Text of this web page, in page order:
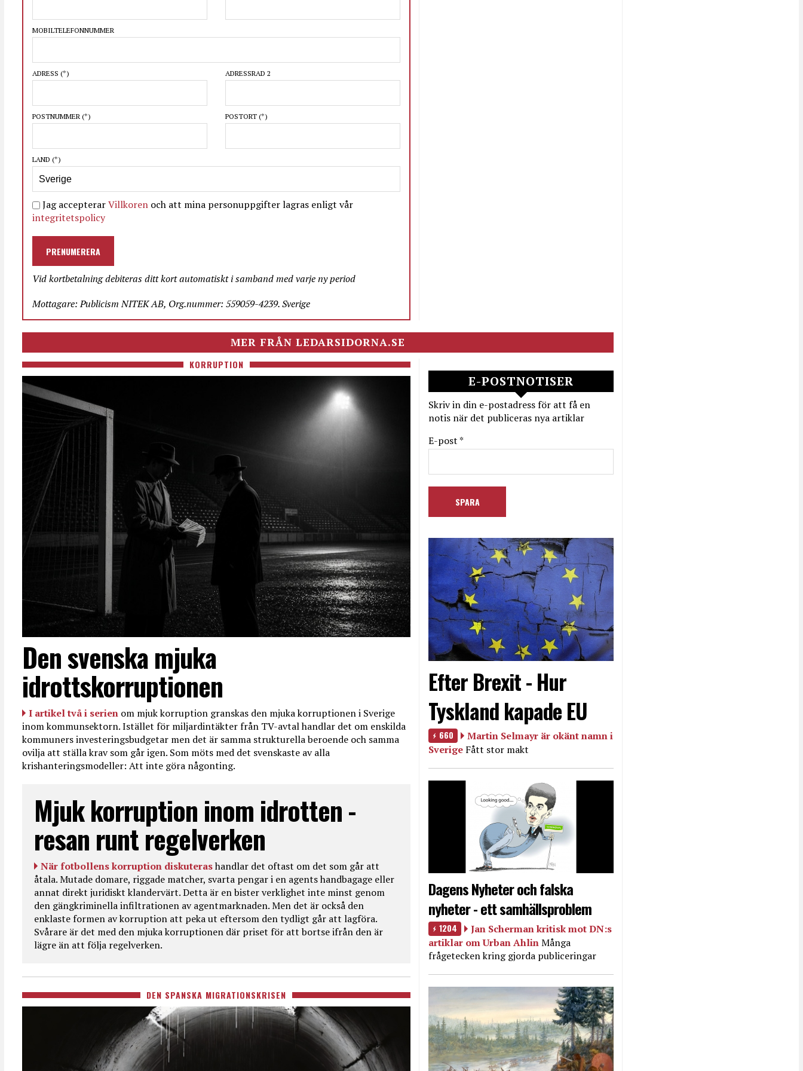
MOBILTELEFONNUMMER
ADRESS (*) ADRESSRAD 2
POSTNUMMER (*) POSTORT (*)
LAND (*)
Jag accepterarVillkoren och att mina personuppgifter lagras enligt vår
integritetspolicy
PRENUMERERA
Vid kortbetalning debiteras ditt kort automatiskt i samband med varje ny period
Mottagare: Publicism NITEK AB, Org.nummer: 559059-4239. Sverige
MER FRÅN LEDARSIDORNA.SE
KORRUPTION
Den svenska mjuka
idrottskorruptionen
I artikel två i serien om mjuk korruption granskas den mjuka korruptionen i Sverige
inom kommunsektorn. Istället för miljardintäkter från TV-avtal handlar det om enskilda
kommuners investeringsbudgetar men det är samma strukturella beroende och samma
ovilja att ställa krav som går igen. Som möts med det svenskaste av alla
krishanteringsmodeller: Att inte göra någonting.
Mjuk korruption inom idrotten -
resan runt regelverken
När fotbollens korruption diskuterashandlar det oftast om det som går att
åtala. Mutade domare, riggade matcher, svarta pengar i en agents handbagage eller
annat direkt juridiskt klandervärt. Detta är en bister verklighet inte minst genom
den gängkriminella infiltrationen av agentmarknaden. Men det är också den
enklaste formen av korruption att peka ut eftersom den tydligt går att lagföra.
Svårare är det med den mjuka korruptionen där priset för att bortse ifrån den är
lägre än att följa regelverken.
DEN SPANSKA MIGRATIONSKRISEN
E-POSTNOTISER
Skriv in din e-postadress för att få en
notis när det publiceras nya artiklar
E-post *
Efter Brexit - Hur
Tyskland kapade EU
660
Martin Selmayr är okänt namn i
Sverige Fått stor makt
Dagens Nyheter och falska
nyheter - ett samhällsproblem
1204
Jan Scherman kritisk mot DN:s
artiklar om Urban AhlinMånga
frågetecken kring gjorda publiceringar